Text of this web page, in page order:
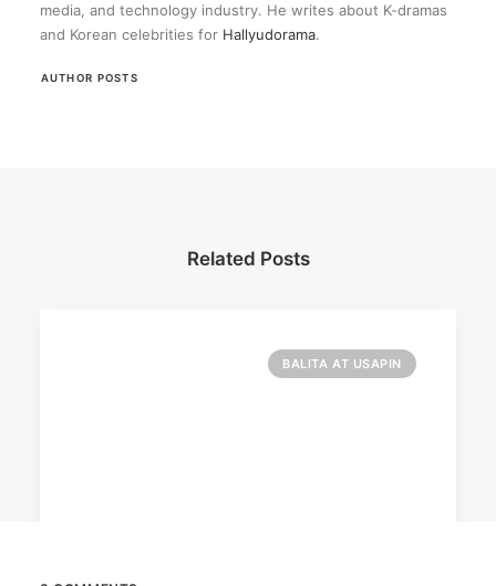
media, and technology industry. He writes about K-dramas
and Korean celebrities for Hallyudorama.
AUTHOR POSTS
Related Posts
BALITA AT USAPIN